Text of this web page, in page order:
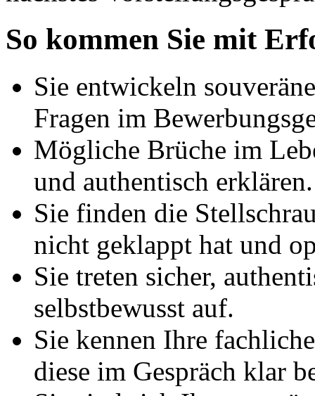
So kommen Sie mit
Sie entwickeln
Fragen im
Mögliche Brüche im
und authentisch erklären.
Sie finden die
nicht geklappt hat und
Sie treten sicher,
selbstbewusst auf.
Sie kennen Ihre
diese im Gespräch klar